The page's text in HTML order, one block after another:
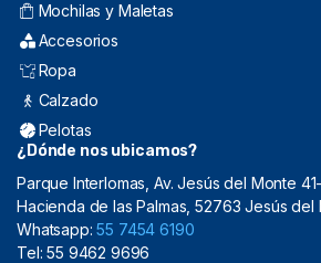
Mochilas y Maletas
Accesorios
Ropa
Calzado
Pelotas
¿Dónde nos ubicamos?
Parque Interlomas, Av. Jesús del Monte
Hacienda de las Palmas, 52763 Jesús del
Whatsapp:55 7454 6190
Tel: 55 9462 9696